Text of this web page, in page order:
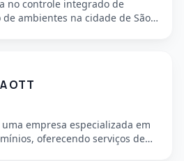
no controle integrado de
ambientes na cidade de São
OTT
empresa especializada em
oferecendo serviços de